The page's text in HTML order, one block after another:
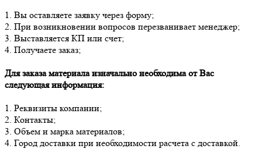
1. Вы оставляете заявку через форму;
2. При возникновении вопросов перезванивает менеджер;
3. Выставляется КП или счет;
4. Получаете заказ;
Для заказа материала изначально необходима от Вас
следующая информация:
1. Реквизиты компании;
2. Контакты;
3. Объем и марка материалов;
4. Город доставки при необходимости расчета с доставкой.